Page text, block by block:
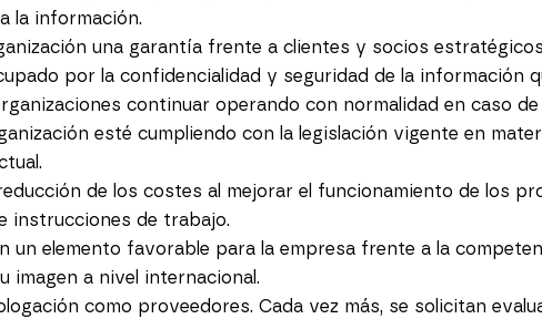
la información.
una garantía frente a clientes y socios
por la confidencialidad y seguridad de la información
continuar operando con normalidad en caso
esté cumpliendo con la legislación vigente en
de los costes al mejorar el funcionamiento de los
instrucciones de trabajo.
un elemento favorable para la empresa frente a la
imagen a nivel internacional.
como proveedores. Cada vez más, se solicitan